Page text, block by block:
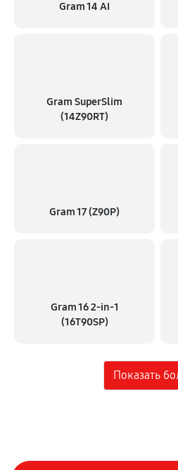
Gram 14 AI
Gram SuperSlim
(14Z90RT)
Gram 17 (Z90P)
Gram 16 2‑in‑1
(16T90SP)